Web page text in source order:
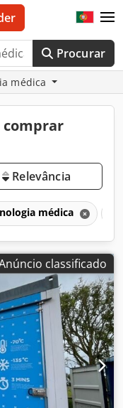
Procurar
médica
comprar
Relevância
médica
classificado